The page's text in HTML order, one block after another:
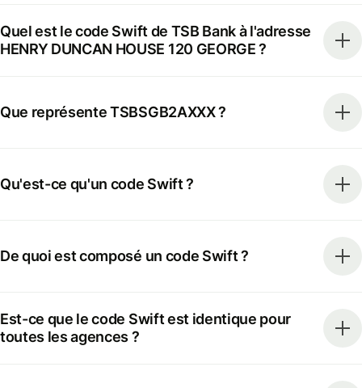
Quel est le code Swift de TSB Bank à l'adresse
HENRY DUNCAN HOUSE 120 GEORGE ?
Que représente TSBSGB2AXXX ?
Qu'est-ce qu'un code Swift ?
De quoi est composé un code Swift ?
Est-ce que le code Swift est identique pour
toutes les agences ?